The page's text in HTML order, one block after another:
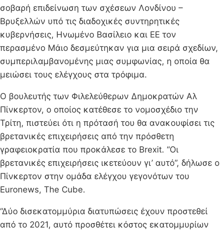
σοβαρή επιδείνωση των σχέσεων Λονδίνου –
Βρυξελλών υπό τις διαδοχικές συντηρητικές
κυβερνήσεις, Ηνωμένο Βασίλειο και ΕΕ τον
περασμένο Μάιο δεσμεύτηκαν για μια σειρά σχεδίων,
συμπεριλαμβανομένης μιας συμφωνίας, η οποία θα
μειώσει τους ελέγχους στα τρόφιμα.
Ο βουλευτής των Φιλελεύθερων Δημοκρατών Αλ
Πίνκερτον, ο οποίος κατέθεσε το νομοσχέδιο την
Τρίτη, πιστεύει ότι η πρότασή του θα ανακουφίσει τις
βρετανικές επιχειρήσεις από την πρόσθετη
γραφειοκρατία που προκάλεσε το Brexit. “Οι
βρετανικές επιχειρήσεις ικετεύουν γι’ αυτό”, δήλωσε ο
Πίνκερτον στην ομάδα ελέγχου γεγονότων του
Euronews, The Cube.
“Δύο δισεκατομμύρια διατυπώσεις έχουν προστεθεί
από το 2021, αυτό προσθέτει κόστος εκατομμυρίων